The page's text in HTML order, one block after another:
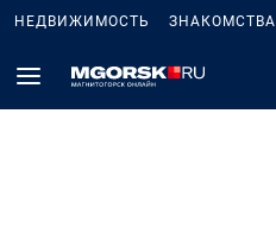
НЕДВИЖИМОСТЬ ЗНАКОМСТВА